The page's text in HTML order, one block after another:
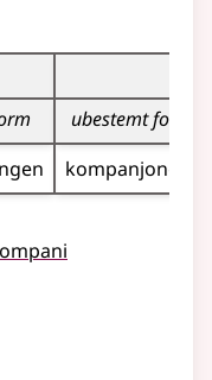
ubestemt form
kompanjonger